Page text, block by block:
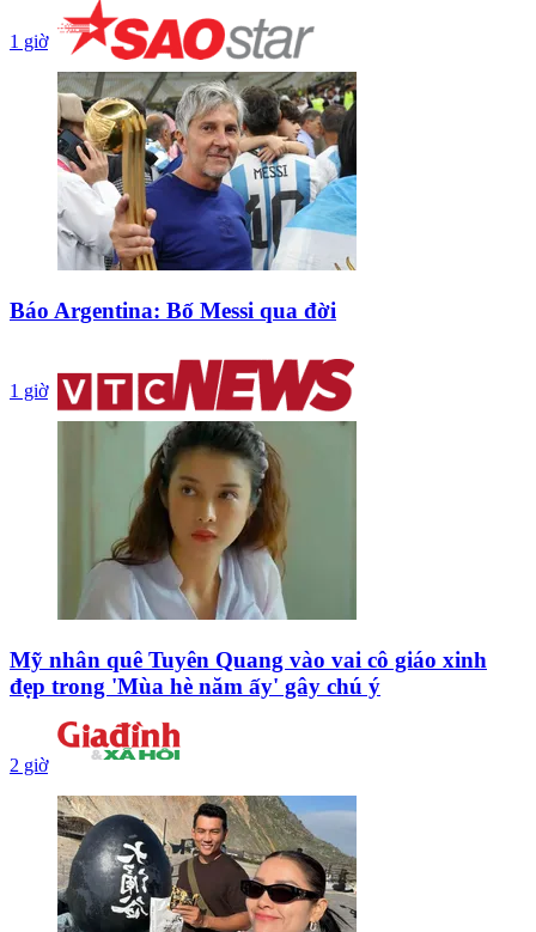
1 giờ
Báo Argentina: Bố Messi qua đời
1 giờ
Mỹ nhân quê Tuyên Quang vào vai cô giáo xinh
đẹp trong 'Mùa hè năm ấy' gây chú ý
2 giờ